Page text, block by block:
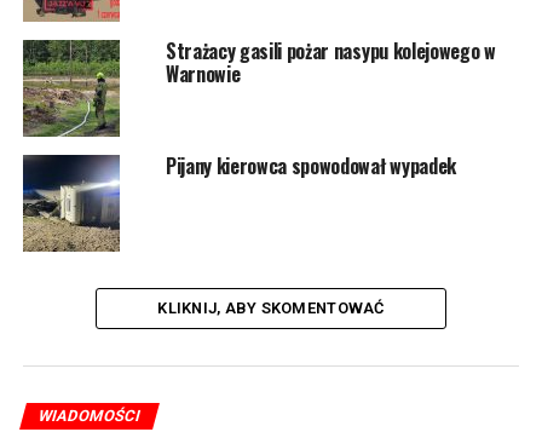
tętnicy szyjnej wewnętrznej prawej oraz tętnicy
przedniej mózgu (oponiak je oplata). Ponadto uciska
skrzyżowanie obu nerwów wzrokowych i leży w
sąsiedztwie przysadki.
Po wyjściu ze szpitala udałam się na konsultacje:
okulistyczną i endokrynologiczną oraz przesłałam
dokumentację medyczną do prof. Ząbka z Centrum
Gamma Knife Kliniki Neurochirurgii w Warszawie. W
choroby nie kwalifikuje się do radioterapii za pomocą
noża Gamma z uwagi na fakt, że guz uciska i
Strażacy gasili pożar nasypu kolejowego w
Warnowie
Pijany kierowca spowodował wypadek
KLIKNIJ, ABY SKOMENTOWAĆ
WIADOMOŚCI